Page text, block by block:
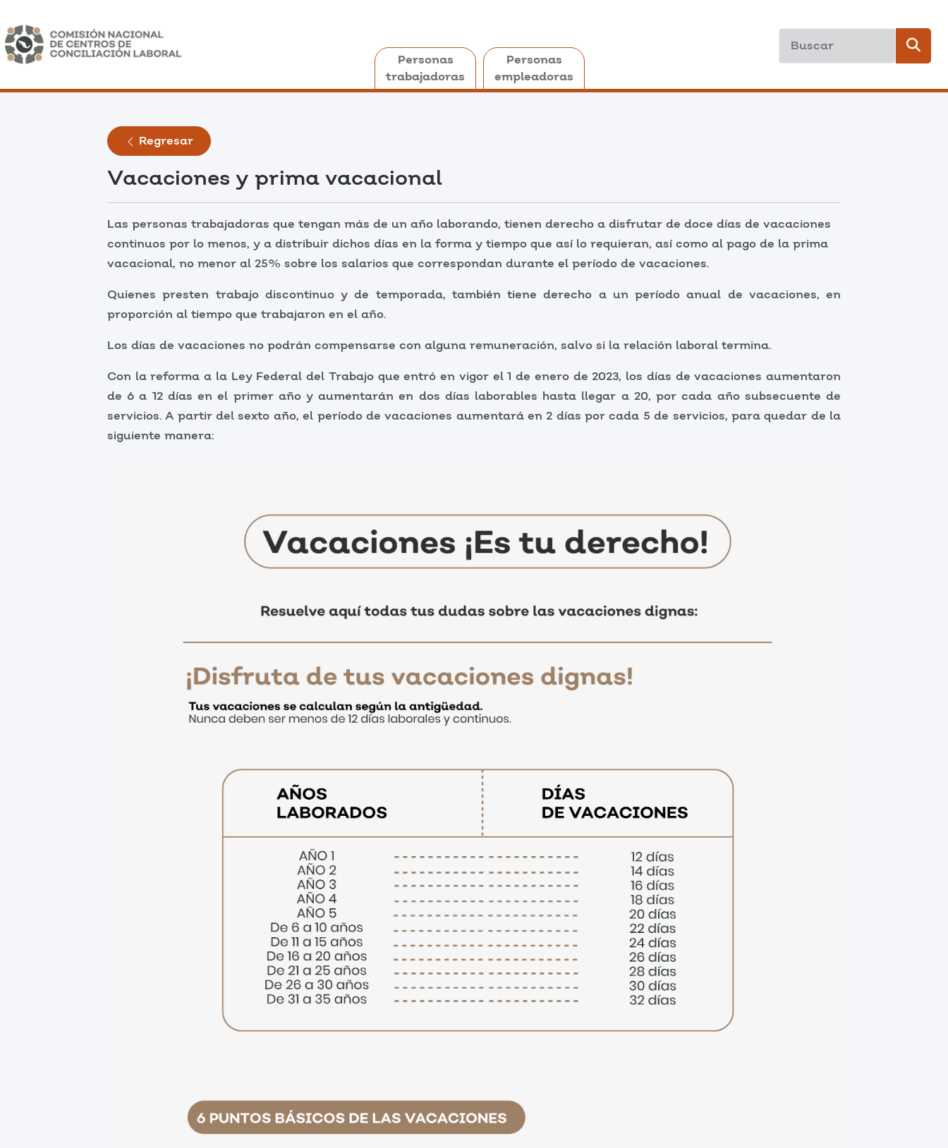
Personas
trabajadoras
Personas
empleadoras
Regresar
Vacaciones y prima vacacional
Las personas trabajadoras que tengan más de un año laborando, tienen derecho a disfrutar de doce días de vacaciones
continuos por lo menos, y a distribuir dichos días en la forma y tiempo que así lo requieran, así como al pago de la prima
vacacional, no menor al 25% sobre los salarios que correspondan durante el período de vacaciones.
Quienes presten trabajo discontinuo y de temporada, también tiene derecho a un período anual de vacaciones, en
proporción al tiempo que trabajaron en el año.
Los días de vacaciones no podrán compensarse con alguna remuneración, salvo si la relación laboral termina.
Con la reforma a la Ley Federal del Trabajo que entró en vigor el 1 de enero de 2023, los días de vacaciones aumentaron
de 6 a 12 días en el primer año y aumentarán en dos días laborables hasta llegar a 20, por cada año subsecuente de
servicios. A partir del sexto año, el período de vacaciones aumentará en 2 días por cada 5 de servicios, para quedar de la
siguiente manera: